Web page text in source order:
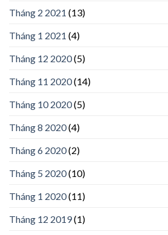
Tháng 2 2021 (13)
Tháng 1 2021 (4)
Tháng 12 2020(5)
Tháng 11 2020(14)
Tháng 10 2020(5)
Tháng 8 2020(4)
Tháng 6 2020(2)
Tháng 5 2020(10)
Tháng 1 2020(11)
Tháng 12 2019(1)